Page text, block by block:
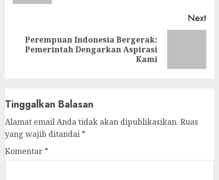
Next
Next
Perempuan Indonesia Bergerak:
Pemerintah Dengarkan Aspirasi
Kami
Tinggalkan Balasan
Alamat email Anda tidak akan dipublikasikan. Ruas
yang wajib ditandai *
Komentar *